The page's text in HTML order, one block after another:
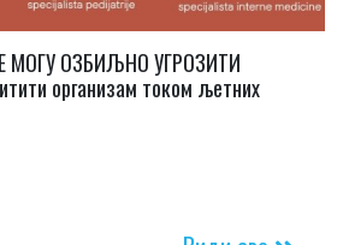
МОГУ ОЗБИЉНО УГРОЗИТИ
организам током љетних